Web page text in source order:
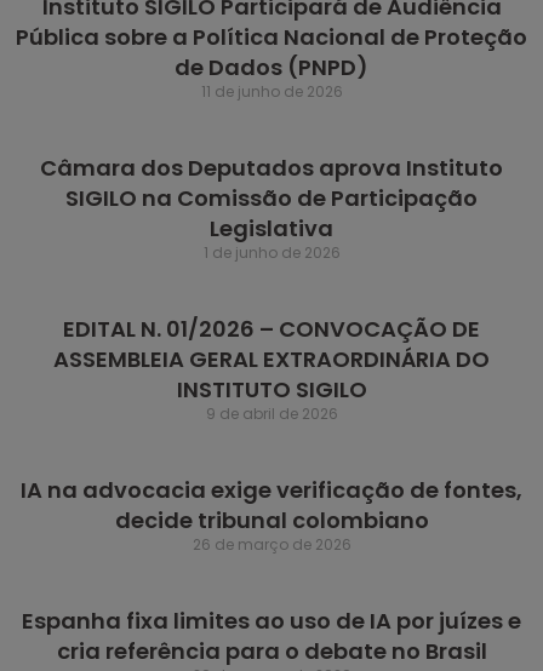
Instituto SIGILO Participará de Audiência
Pública sobre a Política Nacional de Proteção
de Dados (PNPD)
11 de junho de 2026
Câmara dos Deputados aprova Instituto
SIGILO na Comissão de Participação
Legislativa
1 de junho de 2026
EDITAL N. 01/2026 – CONVOCAÇÃO DE
ASSEMBLEIA GERAL EXTRAORDINÁRIA DO
INSTITUTO SIGILO
9 de abril de 2026
IA na advocacia exige verificação de fontes,
decide tribunal colombiano
26 de março de 2026
Espanha fixa limites ao uso de IA por juízes e
cria referência para o debate no Brasil